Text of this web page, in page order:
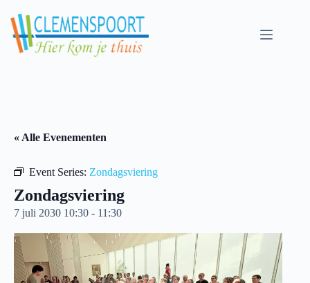
content
« Alle Evenementen
Event Series: Zondagsviering
Zondagsviering
7 juli 2030 10:30 - 11:30